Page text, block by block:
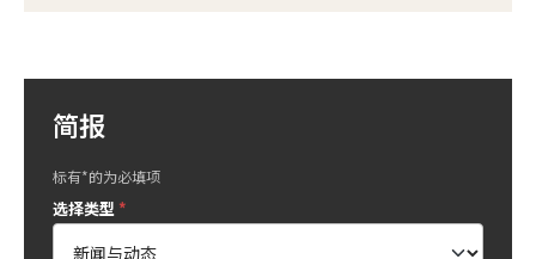
简报
标有*的为必填项
选择类型*